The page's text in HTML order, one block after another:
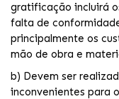
gratificação incluirá
falta de
principalmente os
mão de obra e
b) Devem ser
inconvenientes para